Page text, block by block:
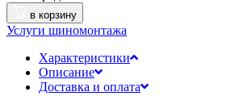
в корзину
Услуги шиномонтажа
Характеристики
Описание
Доставка и оплата